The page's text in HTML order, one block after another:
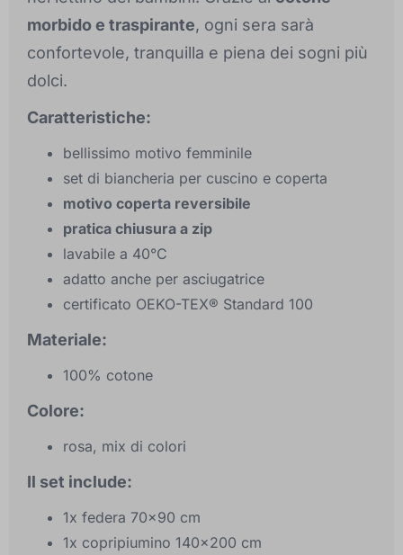
morbido e traspirante, ogni sera sarà
confortevole, tranquilla e piena dei sogni più
dolci.
Caratteristiche:
bellissimo motivo femminile
set di biancheria per cuscino e coperta
motivo coperta reversibile
pratica chiusura a zip
lavabile a 40°C
adatto anche per asciugatrice
certificato OEKO-TEX® Standard 100
Materiale:
100% cotone
Colore:
rosa, mix di colori
Il set include:
1x federa 70x90 cm
1x copripiumino 140x200 cm